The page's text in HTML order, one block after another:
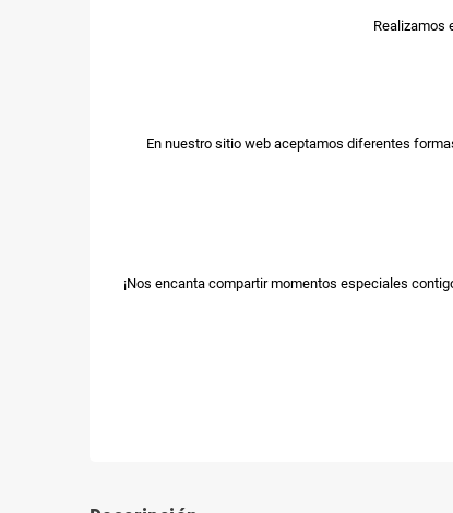
Realizamos
En nuestro sitio web aceptamos diferentes
¡Nos encanta compartir momentos especiales